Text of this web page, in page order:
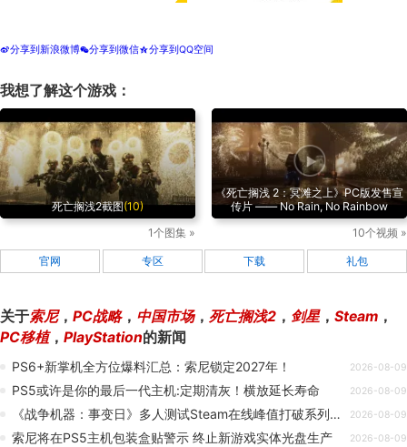
t分享到新浪微博w分享到微信z分享到QQ空间
我想了解这个游戏：
死亡搁浅2截图(10)
1个图集 »
《死亡搁浅 2：冥滩之上》PC版发售宣
传片 —— No Rain, No Rainbow
10个视频 »
官网 专区 下载 礼包
关于索尼， PC战略， 中国市场， 死亡搁浅2 ， 剑星， Steam ，
PC移植， PlayStation的新闻
PS6+新掌机全方位爆料汇总：索尼锁定2027年！ 2026-08-09
PS5或许是你的最后一代主机:定期清灰！横放延长寿命 2026-08-09
《战争机器：事变日》多人测试Steam在线峰值打破系列历史纪录 2026-08-09
索尼将在PS5主机包装盒贴警示 终止新游戏实体光盘生产 2026-08-09